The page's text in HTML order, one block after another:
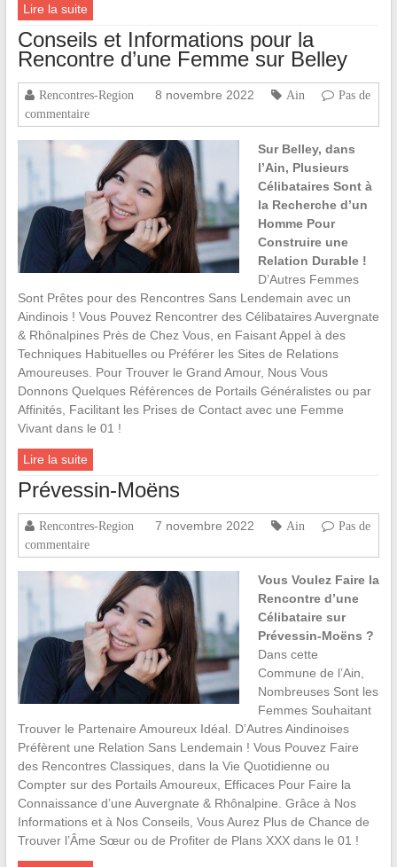
Lire la suite
Conseils et Informations pour la
Rencontre d’une Femme sur Belley
Rencontres-Region 8 novembre 2022 Ain
Pas de
commentaire
Sur Belley, dans
l’Ain, Plusieurs
Célibataires Sont à
la Recherche d’un
Homme Pour
Construire une
Relation Durable !
D’Autres Femmes
Sont Prêtes pour des Rencontres Sans Lendemain avec un
Aindinois ! Vous Pouvez Rencontrer des Célibataires Auvergnate
& Rhônalpines Près de Chez Vous, en Faisant Appel à des
Techniques Habituelles ou Préférer les Sites de Relations
Amoureuses. Pour Trouver le Grand Amour, Nous Vous
Donnons Quelques Références de Portails Généralistes ou par
Affinités, Facilitant les Prises de Contact avec une Femme
Vivant dans le 01 !
Lire la suite
Prévessin-Moëns
Rencontres-Region 7 novembre 2022 Ain
Pas de
commentaire
Vous Voulez Faire la
Rencontre d’une
Célibataire sur
Prévessin-Moëns ?
Dans cette
Commune de l’Ain,
Nombreuses Sont les
Femmes Souhaitant
Trouver le Partenaire Amoureux Idéal. D’Autres Aindinoises
Préfèrent une Relation Sans Lendemain ! Vous Pouvez Faire
des Rencontres Classiques, dans la Vie Quotidienne ou
Compter sur des Portails Amoureux, Efficaces Pour Faire la
Connaissance d’une Auvergnate & Rhônalpine. Grâce à Nos
Informations et à Nos Conseils, Vous Aurez Plus de Chance de
Trouver l’Âme Sœur ou de Profiter de Plans XXX dans le 01 !